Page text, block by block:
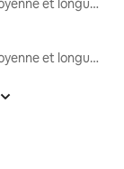
Locations moyenne et longue durée
Locations moyenne et longue durée